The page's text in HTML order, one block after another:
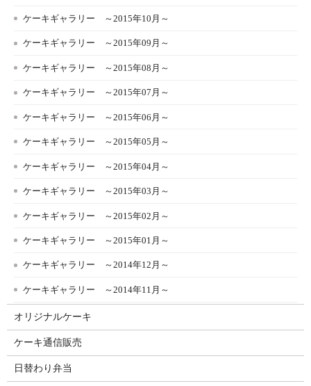
ケーキギャラリー ～2015年10月～
ケーキギャラリー ～2015年09月～
ケーキギャラリー ～2015年08月～
ケーキギャラリー ～2015年07月～
ケーキギャラリー ～2015年06月～
ケーキギャラリー ～2015年05月～
ケーキギャラリー ～2015年04月～
ケーキギャラリー ～2015年03月～
ケーキギャラリー ～2015年02月～
ケーキギャラリー ～2015年01月～
ケーキギャラリー ～2014年12月～
ケーキギャラリー ～2014年11月～
オリジナルケーキ
ケーキ通信販売
日替わり弁当